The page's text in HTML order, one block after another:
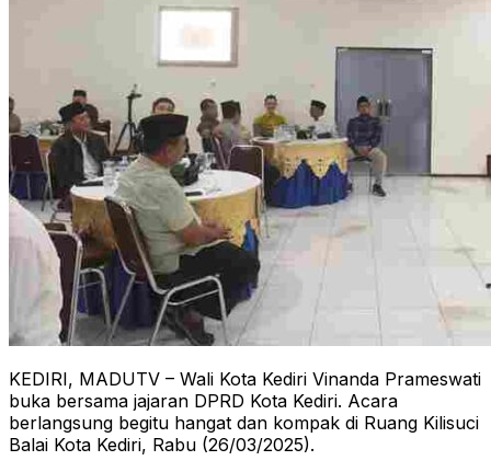
KEDIRI, MADUTV – Wali Kota Kediri Vinanda Prameswati
buka bersama jajaran DPRD Kota Kediri. Acara
berlangsung begitu hangat dan kompak di Ruang Kilisuci
Balai Kota Kediri, Rabu (26/03/2025).